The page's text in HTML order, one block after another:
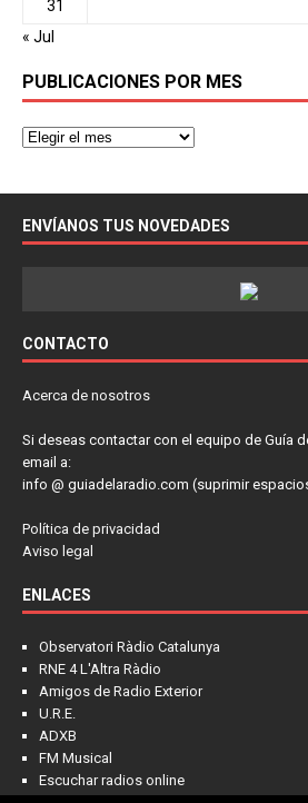
31
« Jul
PUBLICACIONES POR MES
ENVÍANOS TUS NOVEDADES
CONTACTO
Acerca de nosotros
Si deseas contactar con el equipo de Guía
email a:
info @ guiadelaradio.com (suprimir
Política de privacidad
Aviso legal
ENLACES
Observatori Ràdio Catalunya
RNE 4 L'Altra Ràdio
Amigos de Radio Exterior
U.R.E.
ADXB
FM Musical
Escuchar radios online